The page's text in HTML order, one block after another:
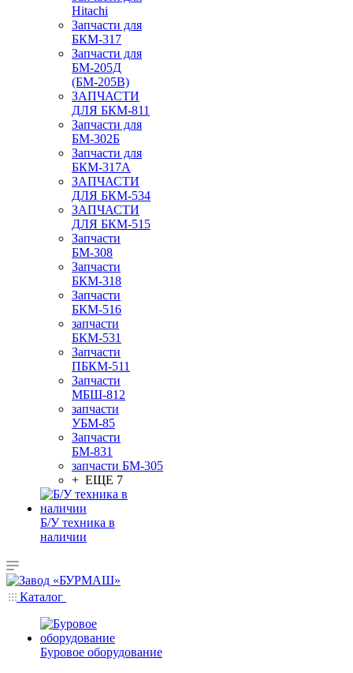
Hitachi
Запчасти для
БКМ-317
Запчасти для
БМ-205Д
(БМ-205В)
ЗАПЧАСТИ
ДЛЯ БКМ-811
Запчасти для
БМ-302Б
Запчасти для
БКМ-317А
ЗАПЧАСТИ
ДЛЯ БКМ-534
ЗАПЧАСТИ
ДЛЯ БКМ-515
Запчасти
БМ-308
Запчасти
БКМ-318
Запчасти
БКМ-516
запчасти
БКМ-531
Запчасти
ПБКМ-511
Запчасти
МБШ-812
запчасти
УБМ-85
Запчасти
БМ-831
запчасти БМ-305
+ ЕЩЕ 7
Б/У техника в
наличии
Каталог
Буровое оборудование